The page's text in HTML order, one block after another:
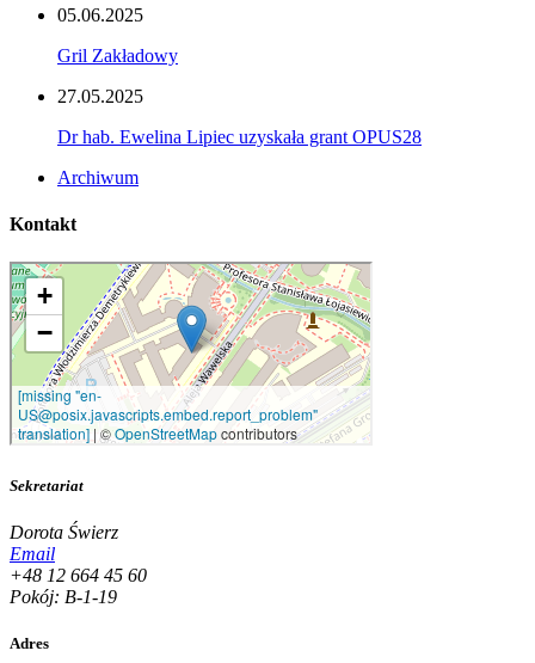
05.06.2025
Gril Zakładowy
27.05.2025
Dr hab. Ewelina Lipiec uzyskała grant OPUS28
Archiwum
Kontakt
Sekretariat
Dorota Świerz
Email
+48 12 664 45 60
Pokój: B-1-19
Adres